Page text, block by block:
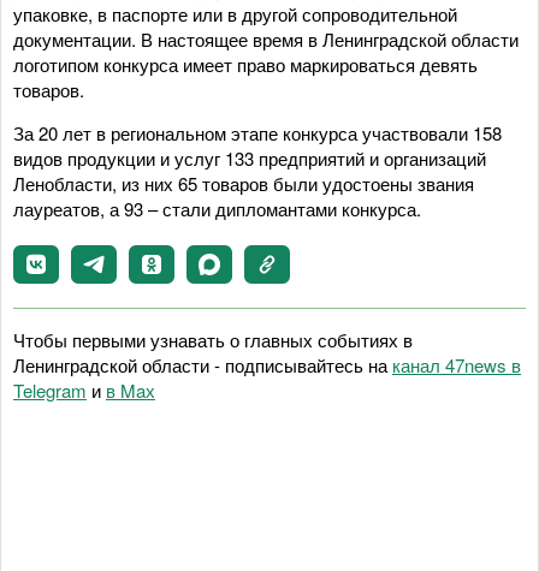
упаковке, в паспорте или в другой сопроводительной
документации. В настоящее время в Ленинградской области
логотипом конкурса имеет право маркироваться девять
товаров.
За 20 лет в региональном этапе конкурса участвовали 158
видов продукции и услуг 133 предприятий и организаций
Ленобласти, из них 65 товаров были удостоены звания
лауреатов, а 93 – стали дипломантами конкурса.
Чтобы первыми узнавать о главных событиях в
Ленинградской области - подписывайтесь на канал 47news в
Telegram и в Maх